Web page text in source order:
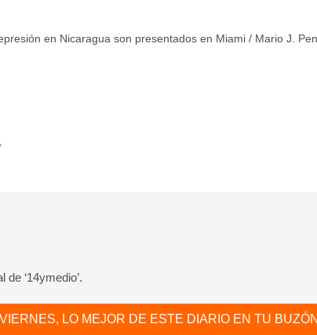
en Nicaragua son presentados en Miami / Mario J.
‘14ymedio’.
LO MEJOR DE ESTE DIARIO EN TU